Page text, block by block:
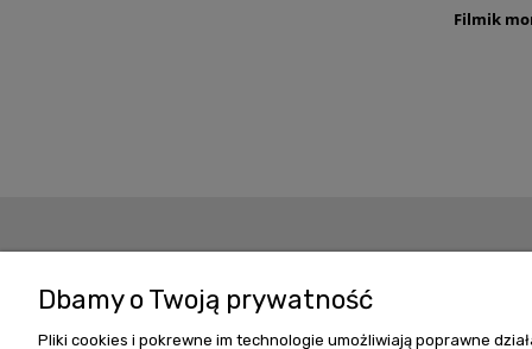
Filmik
ODSTĄP OD UMOWY TUTAJ
Dbamy o Twoją prywatność
Pliki cookies i pokrewne im technologie umożliwiają poprawne